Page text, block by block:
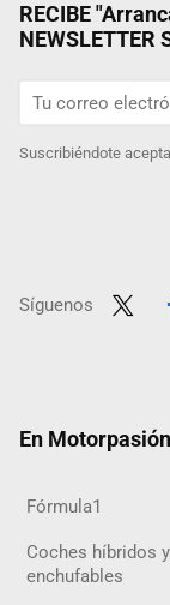
RECIBE
NEWSLETTER
Suscribiéndote
Síguenos
En
Fórmula1
Coches híbridos y
enchufables